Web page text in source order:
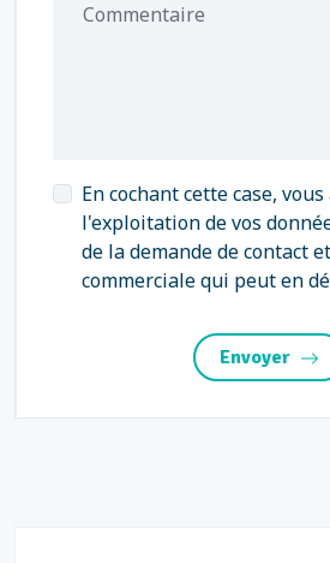
Commentaire
En cochant cette case, vous
l'exploitation de vos
de la demande de contact
commerciale qui peut en
Envoyer